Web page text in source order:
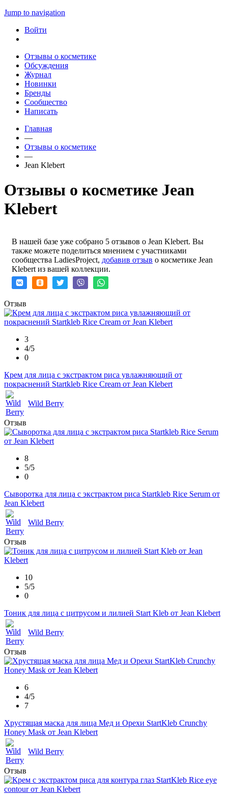
Jump to navigation
Войти
Отзывы о косметике
Обсуждения
Журнал
Новинки
Бренды
Сообщество
Написать
Главная
—
Отзывы о косметике
—
Jean Klebert
Отзывы о косметике Jean
Klebert
В нашей базе уже собрано 5 отзывов о Jean Klebert. Вы
также можете поделиться мнением с участниками
сообщества LadiesProject, добавив отзыв о косметике Jean
Klebert из вашей коллекции.
Отзыв
3
4/5
0
Крем для лица с экстрактом риса увлажняющий от
покраснений Startkleb Rice Cream от Jean Klebert
Wild Berry
Отзыв
8
5/5
0
Сыворотка для лица с экстрактом риса Startkleb Rice Serum от
Jean Klebert
Wild Berry
Отзыв
10
5/5
0
Тоник для лица с цитрусом и лилией Start Kleb от Jean Klebert
Wild Berry
Отзыв
6
4/5
7
Хрустящая маска для лица Мед и Орехи StartKleb Crunchy
Honey Mask от Jean Klebert
Wild Berry
Отзыв